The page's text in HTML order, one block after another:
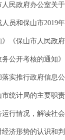
民政府办公室关
员和保山市2019
《保山市人民政
公开考核的通知
落实推行政府信息
统计局的主要职
运行情况，解读社
济形势的认识和